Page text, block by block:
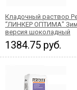
Кладочный раствор
“ЛИНКЕР ОПТИМА"
версия шоколадный
1384.75 руб.